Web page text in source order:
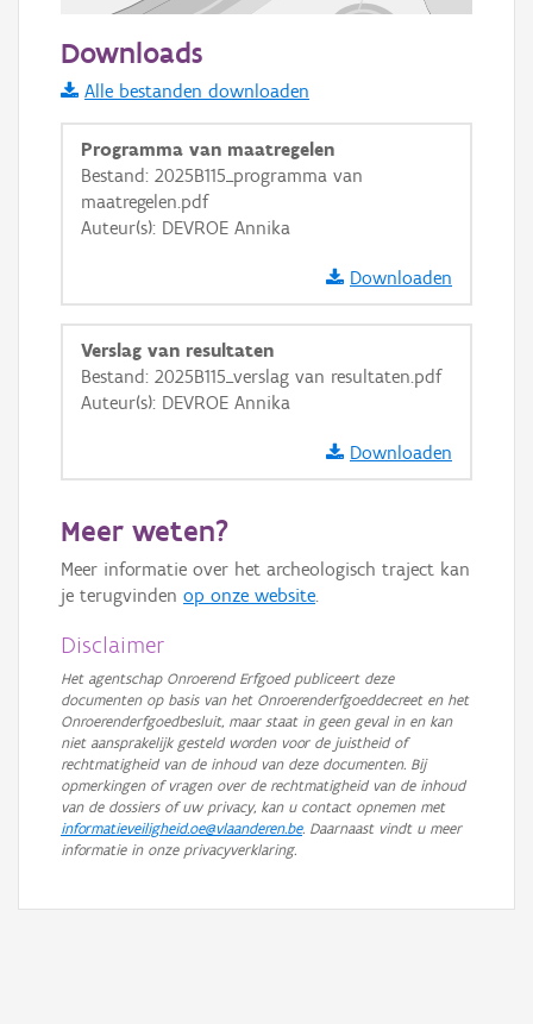
Informatie Vlaanderen
i
+ −
Basis Lagen
Ortho
Downloads
Alle bestanden downloaden
Programma van maatregelen
Bestand: 2025B115_programma van
maatregelen.pdf
Auteur(s): DEVROE Annika
Downloaden
Verslag van resultaten
Bestand: 2025B115_verslag van resultaten.pdf
Auteur(s): DEVROE Annika
Downloaden
Meer weten?
Meer informatie over het archeologisch traject kan
je terugvinden op onze website.
Disclaimer
Het agentschap Onroerend Erfgoed publiceert deze
documenten op basis van het Onroerenderfgoeddecreet en het
Onroerenderfgoedbesluit, maar staat in geen geval in en kan
niet aansprakelijk gesteld worden voor de juistheid of
rechtmatigheid van de inhoud van deze documenten. Bij
opmerkingen of vragen over de rechtmatigheid van de inhoud
van de dossiers of uw privacy, kan u contact opnemen met
informatieveiligheid.oe@vlaanderen.be. Daarnaast vindt u meer
informatie in onze privacyverklaring.